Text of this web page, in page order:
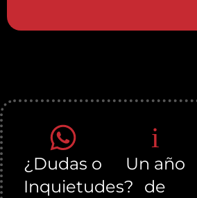
¿Dudas o
Inquietudes?
Un año
de